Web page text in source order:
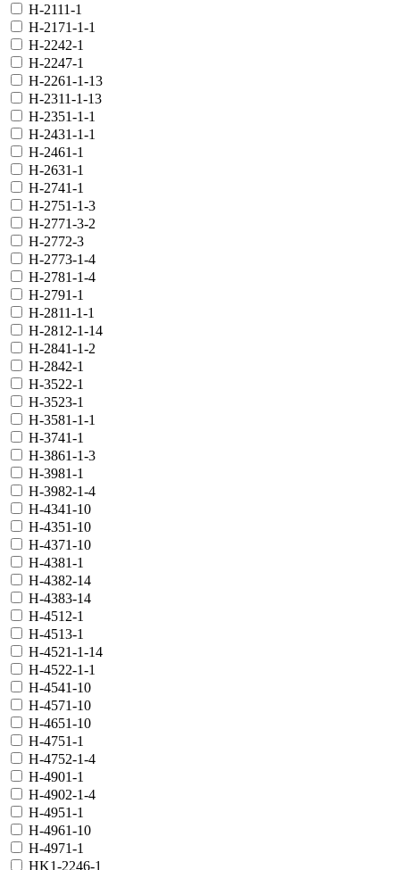
H-2111-1
H-2171-1-1
H-2242-1
H-2247-1
H-2261-1-13
H-2311-1-13
H-2351-1-1
H-2431-1-1
H-2461-1
H-2631-1
H-2741-1
H-2751-1-3
H-2771-3-2
H-2772-3
H-2773-1-4
H-2781-1-4
H-2791-1
H-2811-1-1
H-2812-1-14
H-2841-1-2
H-2842-1
H-3522-1
H-3523-1
H-3581-1-1
H-3741-1
H-3861-1-3
H-3981-1
H-3982-1-4
H-4341-10
H-4351-10
H-4371-10
H-4381-1
H-4382-14
H-4383-14
H-4512-1
H-4513-1
H-4521-1-14
H-4522-1-1
H-4541-10
H-4571-10
H-4651-10
H-4751-1
H-4752-1-4
H-4901-1
H-4902-1-4
H-4951-1
H-4961-10
H-4971-1
HK1-2246-1